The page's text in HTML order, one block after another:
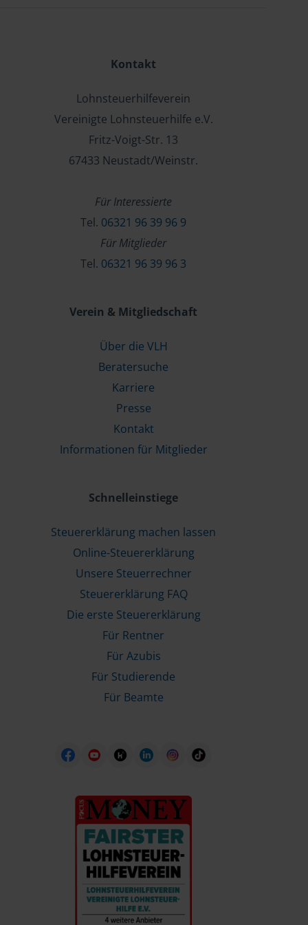
Kontakt
Lohnsteuerhilfeverein
Vereinigte Lohnsteuerhilfe e.V.
Fritz-Voigt-Str. 13
67433 Neustadt/Weinstr.
Für Interessierte
Tel. 06321 96 39 96 9
Für Mitglieder
Tel. 06321 96 39 96 3
Verein & Mitgliedschaft
Über die VLH
Beratersuche
Karriere
Presse
Kontakt
Informationen für Mitglieder
Schnelleinstiege
Steuererklärung machen lassen
Online-Steuererklärung
Unsere Steuerrechner
Steuererklärung FAQ
Die erste Steuererklärung
Für Rentner
Für Azubis
Für Studierende
Für Beamte